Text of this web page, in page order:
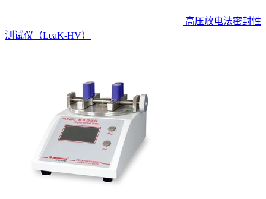
高压放电法密封性
测试仪（LeaK-HV）